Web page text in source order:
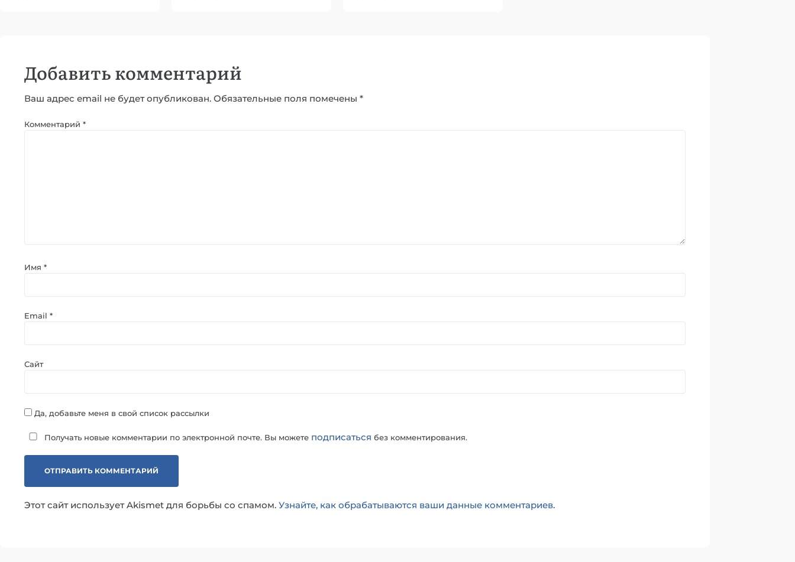
Добавить комментарий
Ваш адрес email не будет опубликован. Обязательные поля помечены *
Комментарий *
Имя *
Email *
Сайт
Да, добавьте меня в свой список рассылки
Получать новые комментарии по электронной почте. Вы можете подписаться без комментирования.
Этот сайт использует Akismet для борьбы со спамом. Узнайте, как обрабатываются ваши данные комментариев.